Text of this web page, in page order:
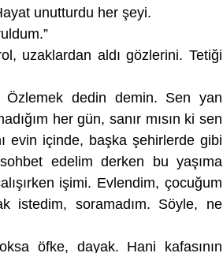
unutturdu her şeyi.
uzaklardan aldı gözlerini. Tetiği
dedin demin. Sen yan
her gün, sanır mısın ki sen
evin içinde, başka şehirlerde gibi
edelim derken bu yaşıma
işimi. Evlendim, çocuğum
istedim, soramadım. Söyle, ne
öfke, dayak. Hani kafasının